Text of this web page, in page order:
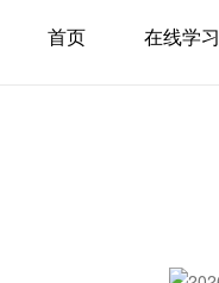
首页 在线学习